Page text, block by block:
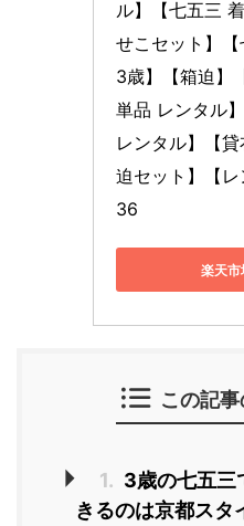
ル】【七五三
せこセット】
3歳】【箱迫】
単品 レンタル
レンタル】【
迫セット】【
36
楽天市
この記
1. 3歳の七五三
きるのは京都スタ